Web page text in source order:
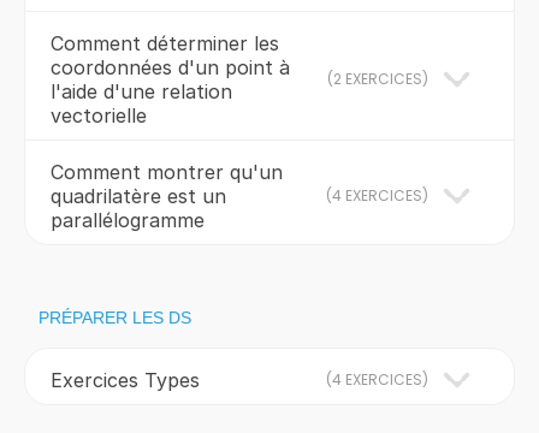
Comment déterminer les
coordonnées d'un point à
l'aide d'une relation
vectorielle
(2 EXERCICES)
Comment montrer qu'un
quadrilatère est un
parallélogramme
(4 EXERCICES)
PRÉPARER LES DS
Exercices Types (4 EXERCICES)